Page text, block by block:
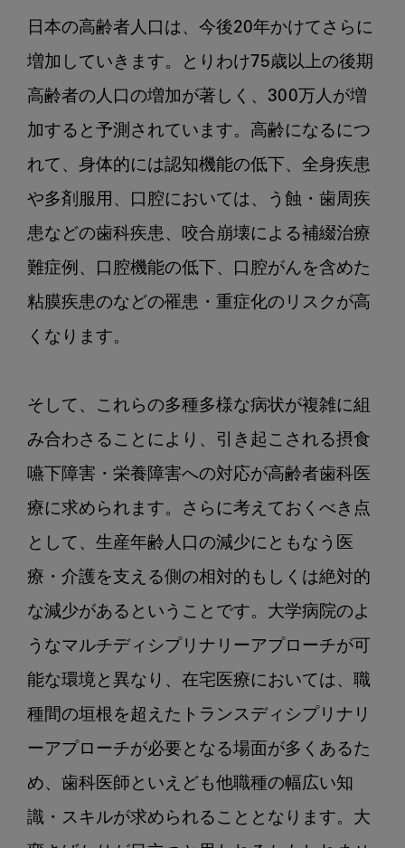
に
求
め
ら
て
い
高
齢
医
療
考
VOL.5
訪
問
歯
科
に
け
る
科-
歯
連
携
重
要
性
日本の高齢者人口は、今後20年かけてさらに
増加していきます。とりわけ75歳以上の後期
高齢者の人口の増加が著しく、300万人が増
加すると予測されています。高齢になるにつ
れて、身体的には認知機能の低下、全身疾患
や多剤服用、口腔においては、う蝕・歯周疾
患などの歯科疾患、咬合崩壊による補綴治療
難症例、口腔機能の低下、口腔がんを含めた
粘膜疾患のなどの罹患・重症化のリスクが高
くなります。
そして、これらの多種多様な病状が複雑に組
み合わさることにより、引き起こされる摂食
嚥下障害・栄養障害への対応が高齢者歯科医
療に求められます。さらに考えておくべき点
として、生産年齢人口の減少にともなう医
療・介護を支える側の相対的もしくは絶対的
な減少があるということです。大学病院のよ
うなマルチディシプリナリーアプローチが可
能な環境と異なり、在宅医療においては、職
種間の垣根を超えたトランスディシプリナリ
ーアプローチが必要となる場面が多くあるた
め、歯科医師といえども他職種の幅広い知
識・スキルが求められることとなります。大